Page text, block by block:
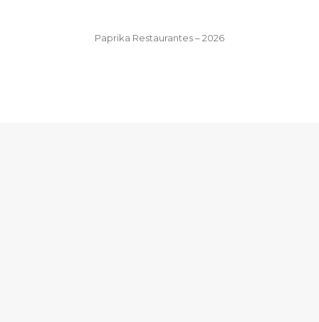
Paprika Restaurantes – 2026